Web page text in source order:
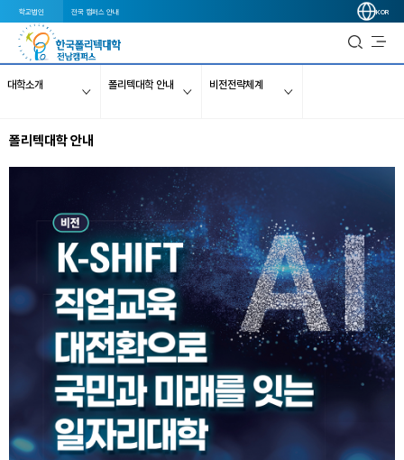
학교법인 전국 캠퍼스 안내 KOR
대학소개 폴리텍대학 안내 비전전략체계
폴리텍대학 안내